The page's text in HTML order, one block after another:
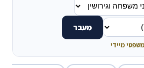
מעבר
מיידי